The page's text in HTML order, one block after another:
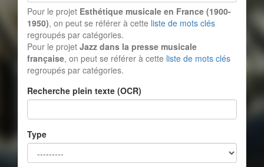
Pour le projet Esthétique musicale en France (1900-
1950), on peut se référer à cette liste de mots clés
regroupés par catégories.
Pour le projet Jazz dans la presse musicale
française, on peut se référer à cette liste de mots clés
regroupés par catégories.
Recherche plein texte (OCR)
Type